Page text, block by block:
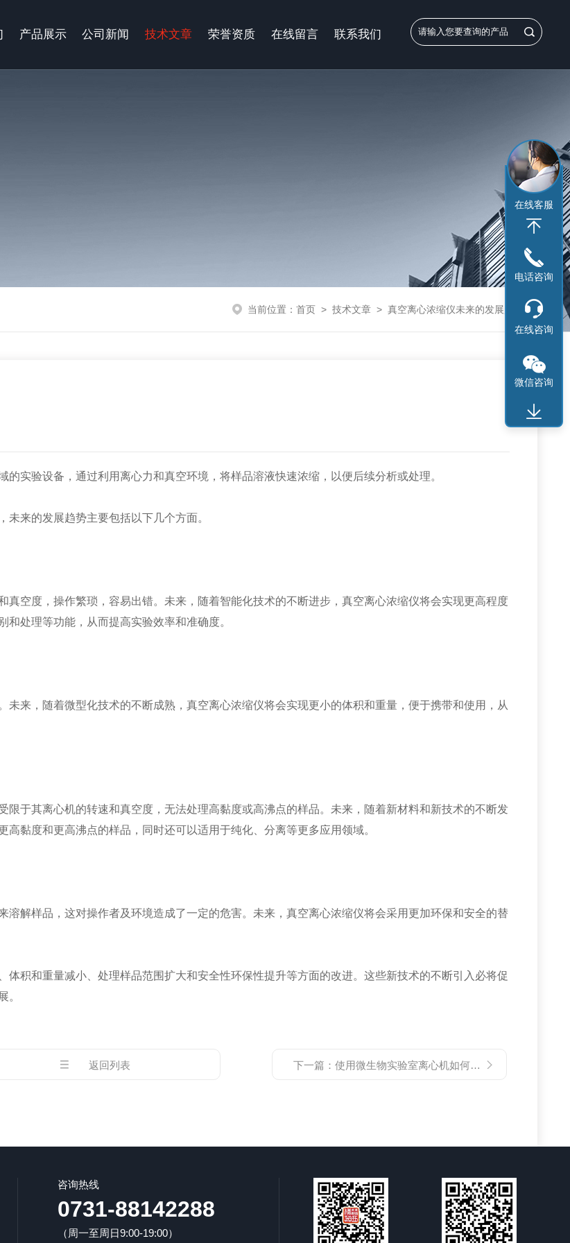
产品展示 公司新闻 技术文章 荣誉资质 在线留言 联系我们
当前位置： 首页> 技术文章> 真空离心浓缩仪未来的发展趋势
验设备，通过利用离心力和真空环境，将样品溶液快速浓缩，以便后续分析或处理。
未来的发展趋势主要包括以下几个方面。
空度，操作繁琐，容易出错。未来，随着智能化技术的不断进步，真空离心浓缩仪将会实现更高程度
处理等功能，从而提高实验效率和准确度。
来，随着微型化技术的不断成熟，真空离心浓缩仪将会实现更小的体积和重量，便于携带和使用，从
于其离心机的转速和真空度，无法处理高黏度或高沸点的样品。未来，随着新材料和新技术的不断发
黏度和更高沸点的样品，同时还可以适用于纯化、分离等更多应用领域。
解样品，这对操作者及环境造成了一定的危害。未来，真空离心浓缩仪将会采用更加环保和安全的替
积和重量减小、处理样品范围扩大和安全性环保性提升等方面的改进。这些新技术的不断引入必将促
。
返回列表 下一篇： 使用微生物实验室离心机如何避免震动和噪音
咨询热线
0731-88142288
（周一至周日9:00-19:00）
在线客服
电话咨询
在线咨询
微信咨询